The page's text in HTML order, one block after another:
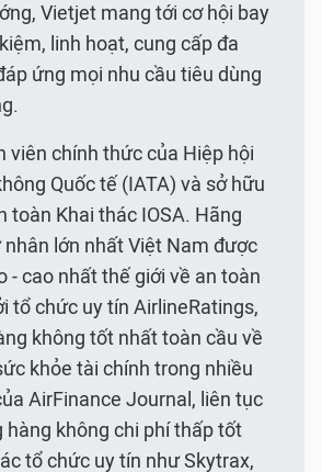
Vietjet mang tới cơ hội bay
linh hoạt, cung cấp đa
ứng mọi nhu cầu tiêu dùng
viên chính thức của Hiệp hội
Quốc tế (IATA) và sở hữu
toàn Khai thác IOSA. Hãng
nhân lớn nhất Việt Nam được
- cao nhất thế giới về an toàn
tổ chức uy tín AirlineRatings,
không tốt nhất toàn cầu về
khỏe tài chính trong nhiều
AirFinance Journal, liên tục
hàng không chi phí thấp tốt
tổ chức uy tín như Skytrax,